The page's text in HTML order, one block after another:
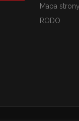
Mapa strony
RODO